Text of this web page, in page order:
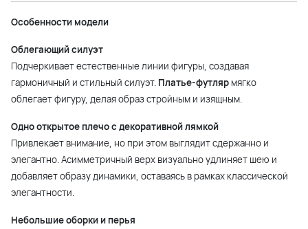
Особенности модели
Облегающий силуэт
Подчеркивает естественные линии фигуры, создавая
гармоничный и стильный силуэт. Платье-футляр мягко
облегает фигуру, делая образ стройным и изящным.
Одно открытое плечо с декоративной лямкой
Привлекает внимание, но при этом выглядит сдержанно и
элегантно. Асимметричный верх визуально удлиняет шею и
добавляет образу динамики, оставаясь в рамках классической
элегантности.
Небольшие оборки и перья